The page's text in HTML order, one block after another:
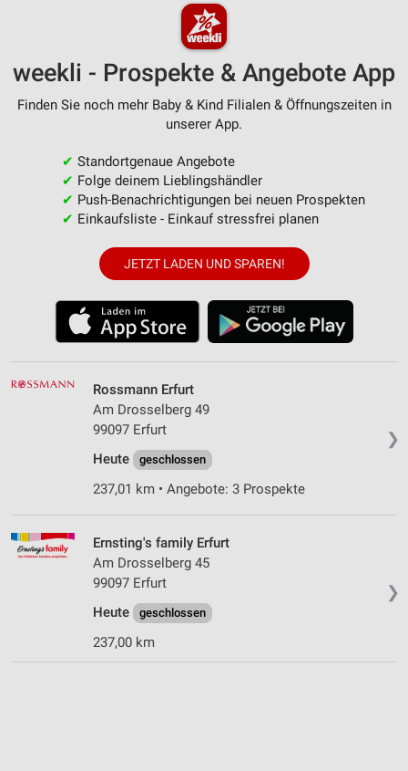
weekli - Prospekte & Angebote App
Finden Sie noch mehr Baby & Kind Filialen & Öffnungszeiten in
unserer App.
✔ Standortgenaue Angebote
✔ Folge deinem Lieblingshändler
✔ Push-Benachrichtigungen bei neuen Prospekten
✔ Einkaufsliste - Einkauf stressfrei planen
JETZT LADEN UND SPAREN!
❯
Rossmann Erfurt
Am Drosselberg 49
99097 Erfurt
Heute
geschlossen
237,01 km • Angebote: 3 Prospekte
❯
Ernsting's family Erfurt
Am Drosselberg 45
99097 Erfurt
Heute
geschlossen
237,00 km